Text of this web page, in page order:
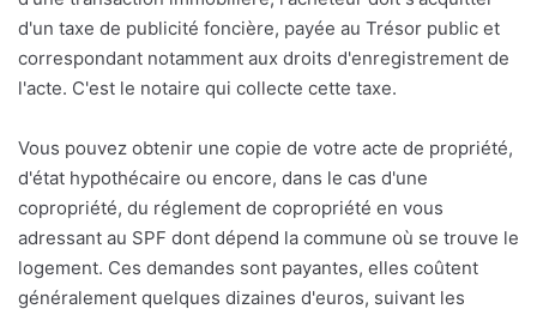
d'un taxe de publicité foncière, payée au Trésor public et
correspondant notamment aux droits d'enregistrement de
l'acte. C'est le notaire qui collecte cette taxe.
Vous pouvez obtenir une copie de votre acte de propriété,
d'état hypothécaire ou encore, dans le cas d'une
copropriété, du réglement de copropriété en vous
adressant au SPF dont dépend la commune où se trouve le
logement. Ces demandes sont payantes, elles coûtent
généralement quelques dizaines d'euros, suivant les